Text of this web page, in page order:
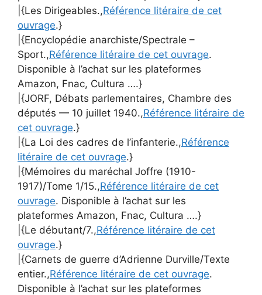
|{Les Dirigeables.,Référence litéraire de cet
ouvrage.}
|{Encyclopédie anarchiste/Spectrale –
Sport.,Référence litéraire de cet ouvrage.
Disponible à l’achat sur les plateformes
Amazon, Fnac, Cultura ….}
|{JORF, Débats parlementaires, Chambre des
députés — 10 juillet 1940.,Référence litéraire de
cet ouvrage.}
|{La Loi des cadres de l’infanterie.,Référence
litéraire de cet ouvrage.}
|{Mémoires du maréchal Joffre (1910-
1917)/Tome 1/15.,Référence litéraire de cet
ouvrage. Disponible à l’achat sur les
plateformes Amazon, Fnac, Cultura ….}
|{Le débutant/7.,Référence litéraire de cet
ouvrage.}
|{Carnets de guerre d’Adrienne Durville/Texte
entier.,Référence litéraire de cet ouvrage.
Disponible à l’achat sur les plateformes